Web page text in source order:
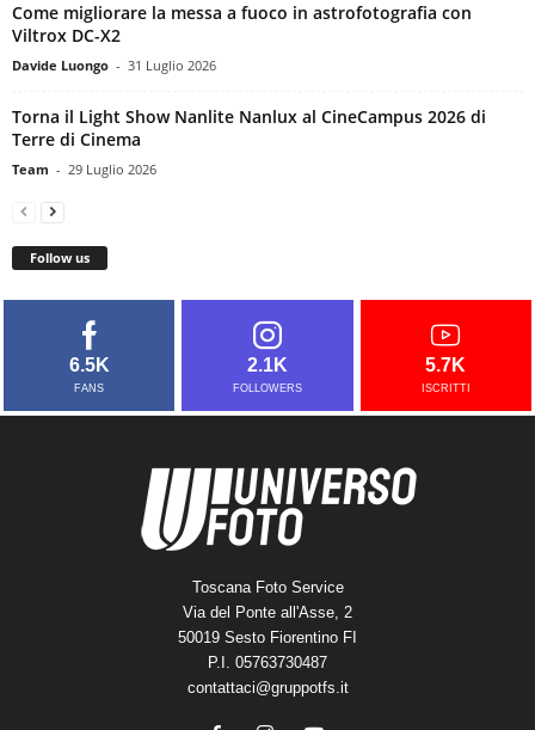
Come migliorare la messa a fuoco in astrofotografia con
Viltrox DC-X2
Davide Luongo - 31 Luglio 2026
Torna il Light Show Nanlite Nanlux al CineCampus 2026 di
Terre di Cinema
Team - 29 Luglio 2026
Follow us
6.5K
FANS
2.1K
FOLLOWERS
5.7K
ISCRITTI
Toscana Foto Service
Via del Ponte all'Asse, 2
50019 Sesto Fiorentino FI
P.I. 05763730487
contattaci@gruppotfs.it